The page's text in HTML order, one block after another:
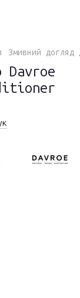
Змивний догляд
Davroe